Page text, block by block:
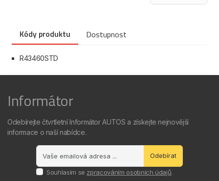
Kódy produktu Dostupnost
R43460STD
Informátor
Odebírejte čtvrtletní Informátor AUTOS a získejte nejnovější
informace o naší nabídce.
Odebírat
Souhlasím se zpracováním osobních údajů.